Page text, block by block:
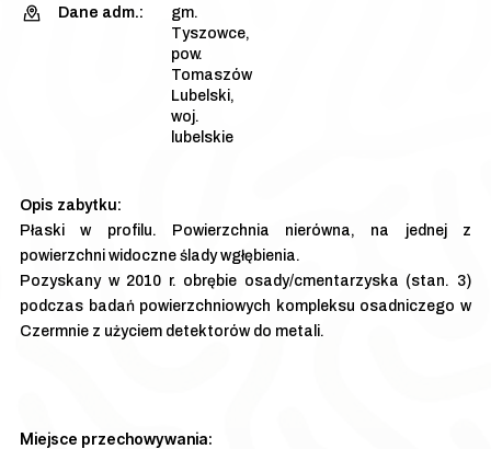
Dane adm.:
gm.
Tyszowce,
pow.
Tomaszów
Lubelski,
woj.
lubelskie
Płaski w profilu. Powierzchnia nierówna, na jednej z
powierzchni widoczne ślady wgłębienia.
Pozyskany w 2010 r. obrębie osady/cmentarzyska (stan. 3)
podczas badań powierzchniowych kompleksu osadniczego w
Czermnie z użyciem detektorów do metali.
Miejsce przechowywania: